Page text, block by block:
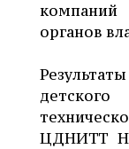
органов
ЦДНИТТ